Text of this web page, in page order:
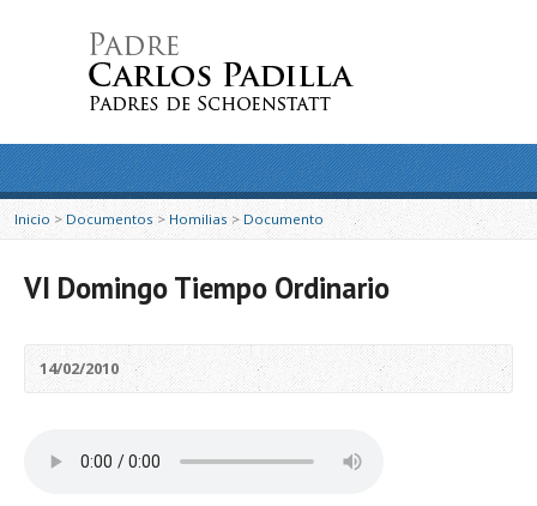
Inicio >Documentos> Homilias>Documento
VI Domingo Tiempo Ordinario
14/02/2010